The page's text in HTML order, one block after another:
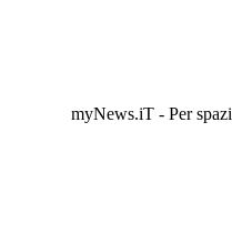
myNews.iT - Per